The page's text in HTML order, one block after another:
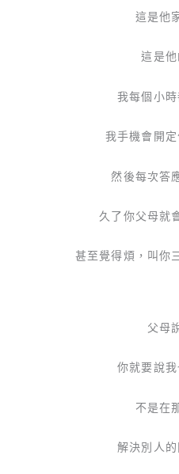
這是他
這是他
我每個小
我手機會開
然後每次答
久了你父母就
甚至覺得煩，叫你
父母
你就要說
不是在
解決別人